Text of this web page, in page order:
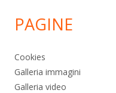
PAGINE
Cookies
Galleria immagini
Galleria video